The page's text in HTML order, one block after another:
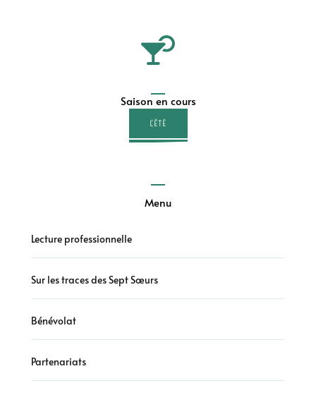
Saison en cours
L'ÉTÉ
Menu
Lecture professionnelle
Sur les traces des Sept Sœurs
Bénévolat
Partenariats